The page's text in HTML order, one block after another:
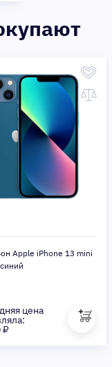
Apple iPhone 13 mini
цена
₽